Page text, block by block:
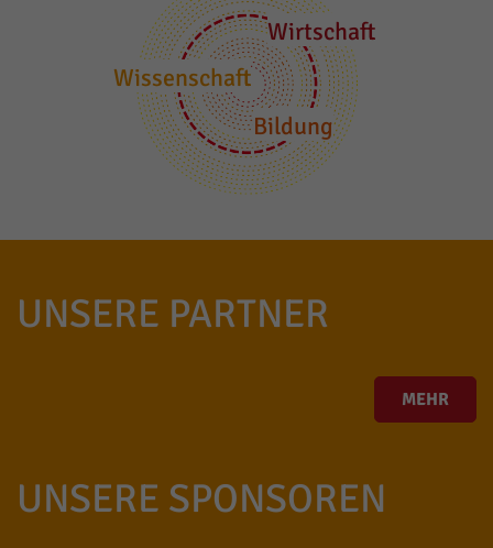
Wirtschaft
Wissenschaft
Bildung
UNSERE PARTNER
MEHR
UNSERE SPONSOREN